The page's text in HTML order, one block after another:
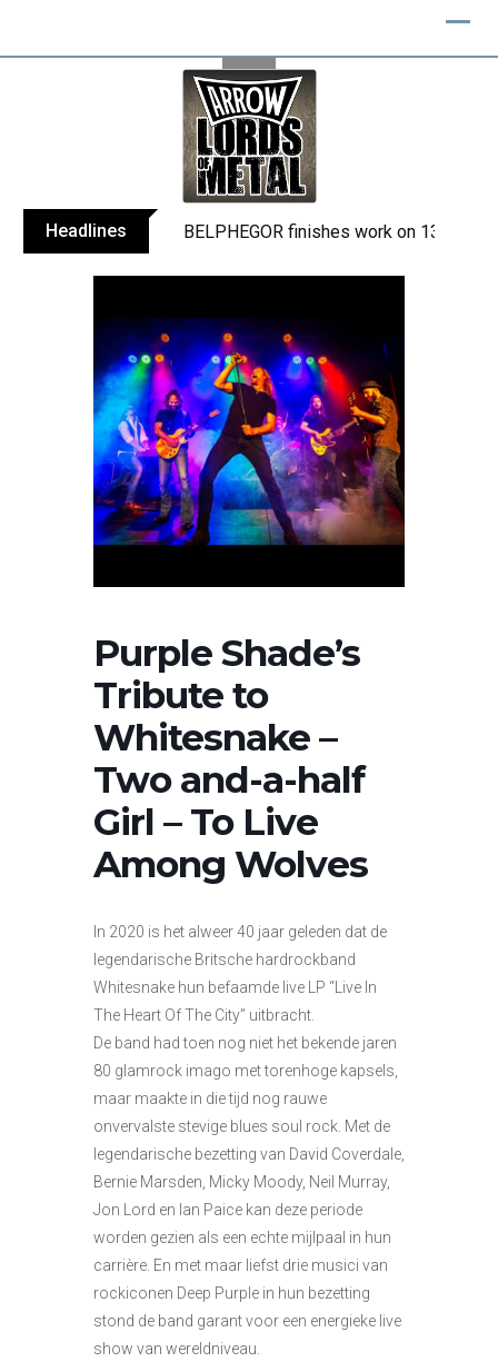
Headlines BELPHEGOR finishes work on 13th
Purple Shade’s
Tribute to
Whitesnake –
Two and-a-half
Girl – To Live
Among Wolves
In 2020 is het alweer 40 jaar geleden dat de
legendarische Britsche hardrockband
Whitesnake hun befaamde live LP “Live In
The Heart Of The City” uitbracht.
De band had toen nog niet het bekende jaren
80 glamrock imago met torenhoge kapsels,
maar maakte in die tijd nog rauwe
onvervalste stevige blues soul rock. Met de
legendarische bezetting van David Coverdale,
Bernie Marsden, Micky Moody, Neil Murray,
Jon Lord en Ian Paice kan deze periode
worden gezien als een echte mijlpaal in hun
carrière. En met maar liefst drie musici van
rockiconen Deep Purple in hun bezetting
stond de band garant voor een energieke live
show van wereldniveau.